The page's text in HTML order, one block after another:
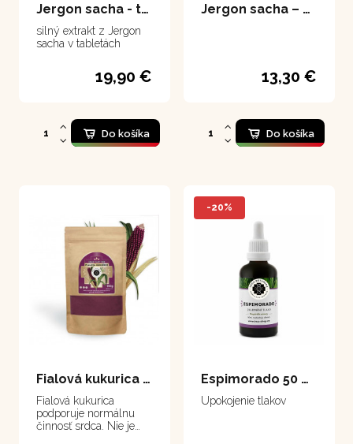
Jergon sacha - tablety 100 tabliet
silný extrakt z Jergon
sacha v tabletách
19,90 €
Do košíka
Jergon sacha – extrakt 50 ml
13,30 €
Do košíka
Fialová kukurica 150 g
Fialová kukurica
podporuje normálnu
činnosť srdca. Nie je
-20%
Espimorado 50 ml
Upokojenie tlakov